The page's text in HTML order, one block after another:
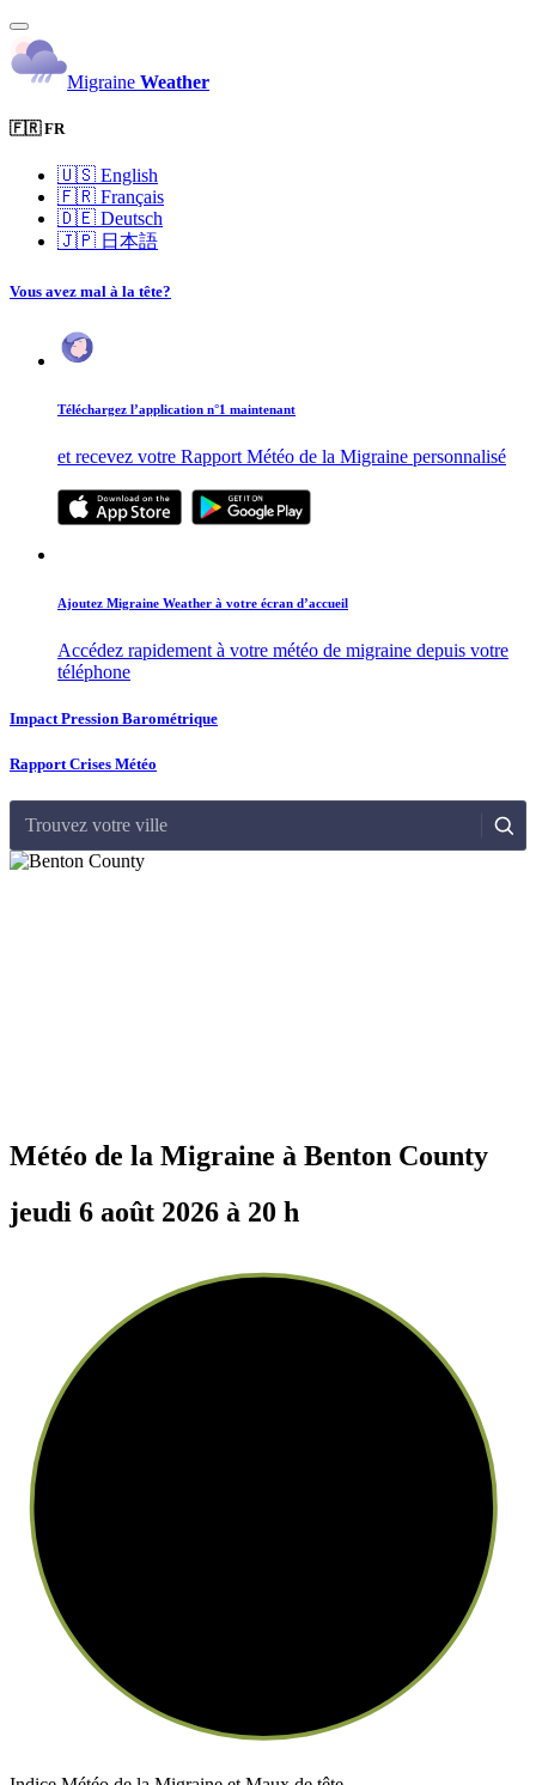
Migraine Weather
🇫🇷 FR
🇺🇸 English
🇫🇷 Français
🇩🇪 Deutsch
🇯🇵 日本語
Vous avez mal à la tête?
Téléchargez l’application n°1 maintenant
et recevez votre Rapport Météo de la Migraine personnalisé
Ajoutez Migraine Weather à votre écran d’accueil
Accédez rapidement à votre météo de migraine depuis votre
téléphone
Impact Pression Barométrique
Rapport Crises Météo
Trouvez votre ville
Météo de la Migraine à Benton County
jeudi 6 août 2026 à 20 h